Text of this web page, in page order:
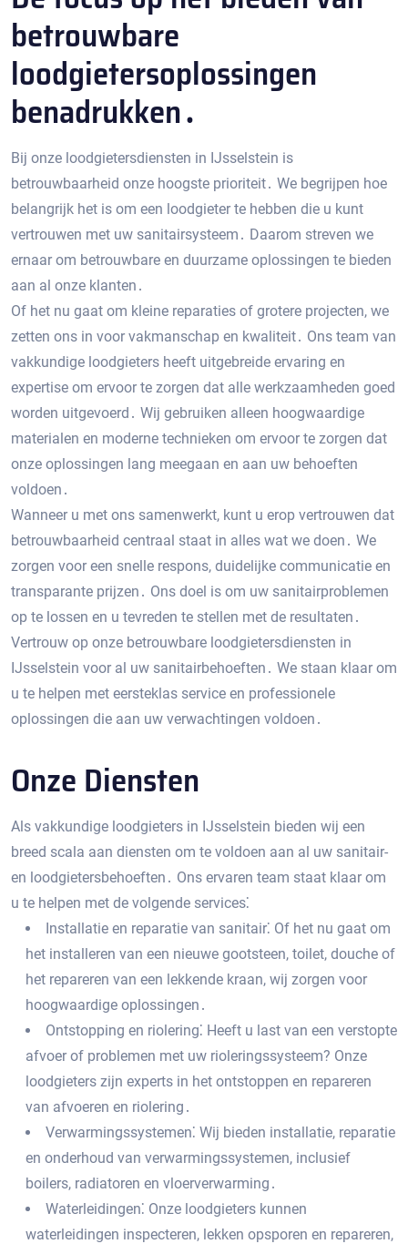
betrouwbare
loodgietersoplossingen
benadrukken․
Bij onze loodgietersdiensten in IJsselstein is
betrouwbaarheid onze hoogste prioriteit․ We begrijpen hoe
belangrijk het is om een ​​loodgieter te hebben die u kunt
vertrouwen met uw sanitairsysteem․ Daarom streven we
ernaar om betrouwbare en duurzame oplossingen te bieden
aan al onze klanten․
Of het nu gaat om kleine reparaties of grotere projecten, we
zetten ons in voor vakmanschap en kwaliteit․ Ons team van
vakkundige loodgieters heeft uitgebreide ervaring en
expertise om ervoor te zorgen dat alle werkzaamheden goed
worden uitgevoerd․ Wij gebruiken alleen hoogwaardige
materialen en moderne technieken om ervoor te zorgen dat
onze oplossingen lang meegaan en aan uw behoeften
voldoen․
Wanneer u met ons samenwerkt, kunt u erop vertrouwen dat
betrouwbaarheid centraal staat in alles wat we doen․ We
zorgen voor een snelle respons, duidelijke communicatie en
transparante prijzen․ Ons doel is om uw sanitairproblemen
op te lossen en u tevreden te stellen met de resultaten․
Vertrouw op onze betrouwbare loodgietersdiensten in
IJsselstein voor al uw sanitairbehoeften․ We staan ​​klaar om
u te helpen met eersteklas service en professionele
oplossingen die aan uw verwachtingen voldoen․
Onze Diensten
Als vakkundige loodgieters in IJsselstein bieden wij een
breed scala aan diensten om te voldoen aan al uw sanitair-
en loodgietersbehoeften․ Ons ervaren team staat klaar om
u te helpen met de volgende services⁚
Installatie en reparatie van sanitair⁚ Of het nu gaat om
het installeren van een nieuwe gootsteen, toilet, douche of
het repareren van een lekkende kraan, wij zorgen voor
hoogwaardige oplossingen․
Ontstopping en riolering⁚ Heeft u last van een verstopte
afvoer of problemen met uw rioleringssysteem? Onze
loodgieters zijn experts in het ontstoppen en repareren
van afvoeren en riolering․
Verwarmingssystemen⁚ Wij bieden installatie, reparatie
en onderhoud van verwarmingssystemen, inclusief
boilers, radiatoren en vloerverwarming․
Waterleidingen⁚ Onze loodgieters kunnen
waterleidingen inspecteren, lekken opsporen en repareren,